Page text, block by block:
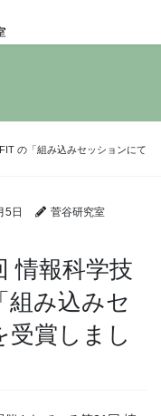
の「組み込みセッションにて
5日 菅谷研究室
情報科学技
組み込みセ
受賞しまし